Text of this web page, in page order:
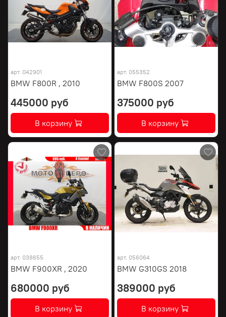
арт. 042901
BMW F800R , 2010
445000 руб
В корзину
арт. 055352
BMW F800S 2007
375000 руб
В корзину
арт. 038655
BMW F900XR , 2020
680000 руб
В корзину
арт. 056064
BMW G310GS 2018
389000 руб
В корзину